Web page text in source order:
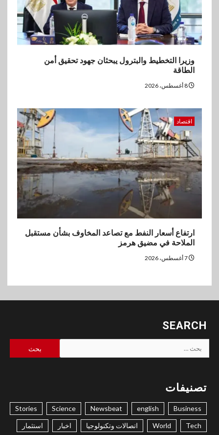
وزيرا التخطيط والبترول يبحثان جهود تحقيق أمن
الطاقة
اقتصاد
ارتفاع أسعار النفط مع تصاعد المخاوف بشأن مستقبل
الملاحة في مضيق هرمز
SEARCH
البحث
عن:
تصنيفات
Business
english
Newsbeat
Science
Stories
Tech
World اتصالات وتكنولوجيا اخبار استثمار